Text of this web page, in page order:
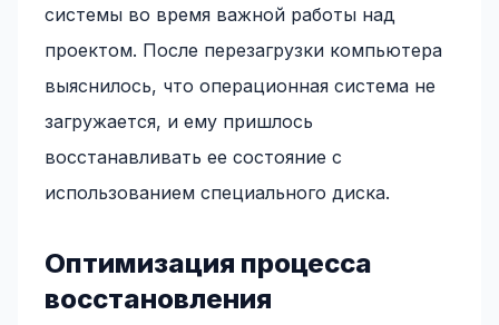
системы во время важной работы над
проектом. После перезагрузки компьютера
выяснилось, что операционная система не
загружается, и ему пришлось
восстанавливать ее состояние с
использованием специального диска.
Оптимизация процесса
восстановления